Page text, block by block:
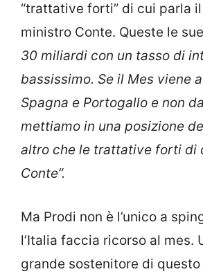
“trattative forti” di cui parla
ministro Conte. Queste le
30 miliardi con un tasso di
bassissimo. Se il Mes viene
Spagna e Portogallo e non
mettiamo in una posizione
altro che le trattative forti di
Conte”.
Ma Prodi non è l’unico a
l’Italia faccia ricorso al mes.
grande sostenitore di